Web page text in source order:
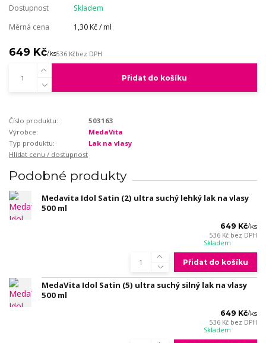
Dostupnost
Skladem
Měrná cena
1,30 Kč / ml
649 Kč/ks536 Kčbez DPH
Přidat do košíku
Číslo produktu:
503163
Výrobce:
MedaVita
Typ produktu:
Lak na vlasy
Hlídat cenu / dostupnost
Podobné produkty
Medavita Idol Satin (2) ultra suchý lehký lak na vlasy
500 ml
649 Kč/ks
536 Kč bez DPH
Skladem
Přidat do košíku
MedaVita Idol Satin (5) ultra suchý silný lak na vlasy
500 ml
649 Kč/ks
536 Kč bez DPH
Skladem